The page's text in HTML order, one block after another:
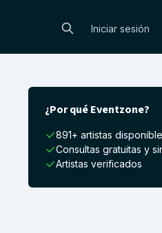
Iniciar sesión
¿Por qué Eventzone?
891+ artistas
Consultas gratuitas y
Artistas verificados